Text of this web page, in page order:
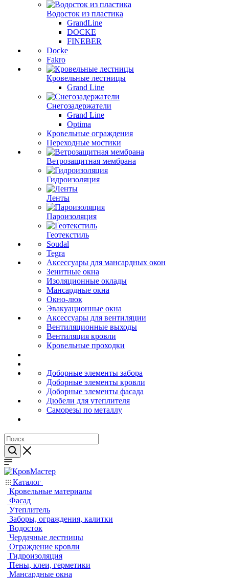
Водосток из пластика
GrandLine
DOCKE
FINEBER
Docke
Fakro
Кровельные лестницы
Grand Line
Снегозадержатели
Grand Line
Optima
Кровельные ограждения
Переходные мостики
Ветрозащитная мембрана
Гидроизоляция
Ленты
Пароизоляция
Геотекстиль
Soudal
Tegra
Аксессуары для мансардных окон
Зенитные окна
Изоляционные оклады
Мансардные окна
Окно-люк
Эвакуационные окна
Аксессуары для вентиляции
Вентиляционные выходы
Вентиляция кровли
Кровельные проходки
Доборные элементы забора
Доборные элементы кровли
Доборные элементы фасада
Дюбели для утеплителя
Саморезы по металлу
Каталог
Кровельные материалы
Фасад
Утеплитель
Заборы, ограждения, калитки
Водосток
Чердачные лестницы
Ограждение кровли
Гидроизоляция
Пены, клеи, герметики
Мансардные окна